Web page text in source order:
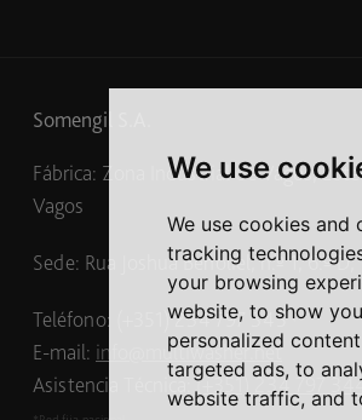
We use
We use cookies and
tracking
your browsing
website, to show you
personalized
targeted ads, to
website traffic, and
Somengil S.A.
Fábrica: Zona Industrial de Vagos,
Vagos
Sede: Rua Joshua Benoliel, n.º 1, 6.º D,
Teléfono: (+351) 234 797 345*
E-mail: info@multiwasher.net
Asistencia Técnica:(+351) 234 797